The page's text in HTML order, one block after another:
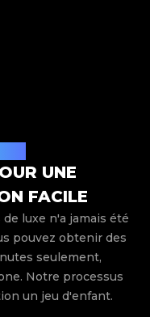
UNE
FACILE
luxe n'a jamais été
pouvez obtenir des
seulement,
Notre processus
un jeu d'enfant.